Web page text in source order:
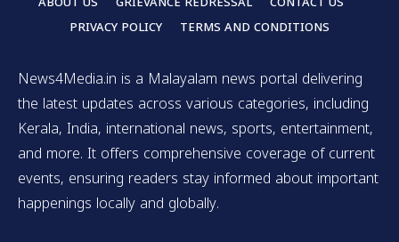
ABOUT US GRIEVANCE REDRESSAL
CONTACT US
PRIVACY POLICY
TERMS AND CONDITIONS
News4Media.in is a Malayalam news portal delivering
the latest updates across various categories, including
Kerala, India, international news, sports, entertainment,
and more. It offers comprehensive coverage of current
events, ensuring readers stay informed about important
happenings locally and globally.